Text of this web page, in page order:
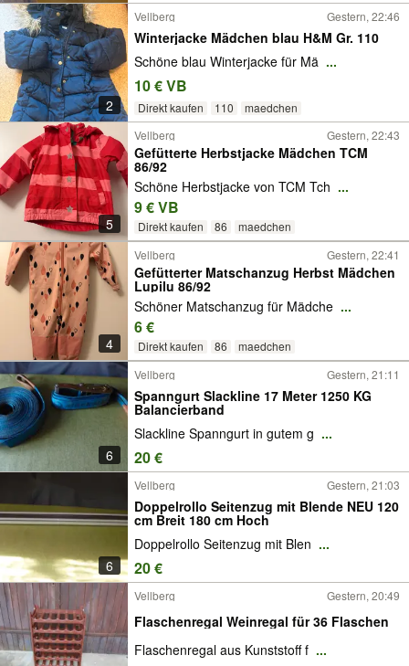
2
Vellberg Gestern, 22:46
Winterjacke Mädchen blau H&M Gr. 110
Schöne blau Winterjacke für Mä ...
10 € VB
Direkt kaufen 110 maedchen
5
Vellberg Gestern, 22:43
Gefütterte Herbstjacke Mädchen TCM
86/92
Schöne Herbstjacke von TCM Tch ...
9 € VB
Direkt kaufen 86 maedchen
4
Vellberg Gestern, 22:41
Gefütterter Matschanzug Herbst Mädchen
Lupilu 86/92
Schöner Matschanzug für Mädche ...
6 €
Direkt kaufen 86 maedchen
6
Vellberg Gestern, 21:11
Spanngurt Slackline 17 Meter 1250 KG
Balancierband
Slackline Spanngurt in gutem g ...
20 €
6
Vellberg Gestern, 21:03
Doppelrollo Seitenzug mit Blende NEU 120
cm Breit 180 cm Hoch
Doppelrollo Seitenzug mit Blen ...
20 €
Vellberg Gestern, 20:49
Flaschenregal Weinregal für 36 Flaschen
Flaschenregal aus Kunststoff f ...